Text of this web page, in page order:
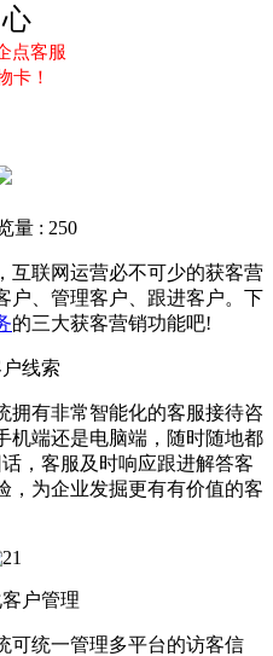
点客服
卡！
量 : 250
联网运营必不可少的获客营
户、管理客户、跟进客户。下
的三大获客营销功能吧!
线索
拥有非常智能化的客服接待咨
机端还是电脑端，随时随地都
，客服及时响应跟进解答客
，为企业发掘更有有价值的客
户管理
统一管理多平台的访客信